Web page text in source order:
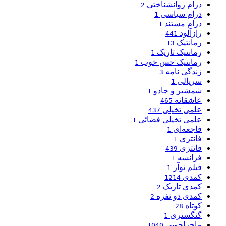
درام روانشناختی 2
درام سیاسی 1
درام مستند 1
رازآلود 441
رمانتیک 13
رمانتیک تاریک 1
رمانتیک حس خوب 1
زندگی نامه 3
سریالی 1
شمشیر و جادو 1
عاشقانه 465
علمی تخیلی 437
علمی تخیلی فضائی 1
فاجعه‌ای 1
فانتری 1
فانتزی 439
فرانسه 1
فیلم نوآر 1
کمدی 1214
کمدی تاریک 2
کمدی دو نفره 2
کوتاه 28
گنگستری 1